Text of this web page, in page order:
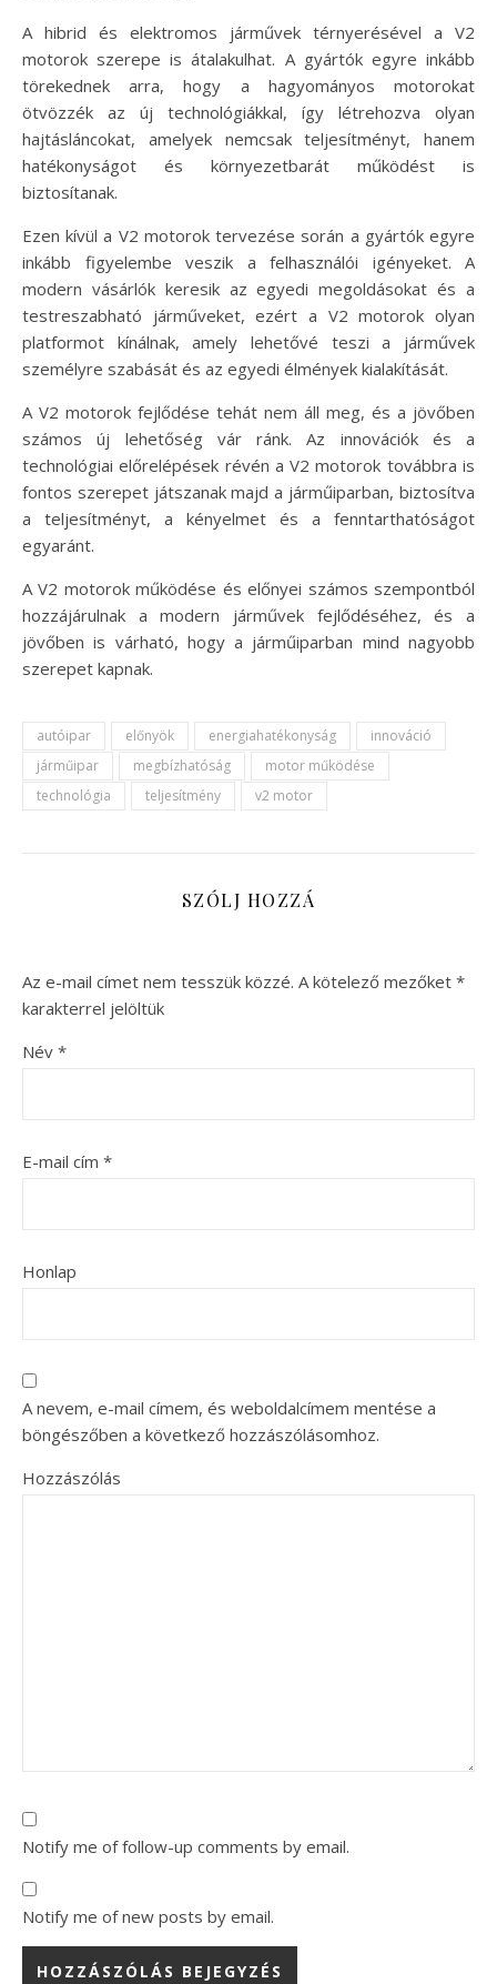
A hibrid és elektromos járművek térnyerésével a V2
motorok szerepe is átalakulhat. A gyártók egyre inkább
törekednek arra, hogy a hagyományos motorokat
ötvözzék az új technológiákkal, így létrehozva olyan
hajtásláncokat, amelyek nemcsak teljesítményt, hanem
hatékonyságot és környezetbarát működést is
biztosítanak.
Ezen kívül a V2 motorok tervezése során a gyártók egyre
inkább figyelembe veszik a felhasználói igényeket. A
modern vásárlók keresik az egyedi megoldásokat és a
testreszabható járműveket, ezért a V2 motorok olyan
platformot kínálnak, amely lehetővé teszi a járművek
személyre szabását és az egyedi élmények kialakítását.
A V2 motorok fejlődése tehát nem áll meg, és a jövőben
számos új lehetőség vár ránk. Az innovációk és a
technológiai előrelépések révén a V2 motorok továbbra is
fontos szerepet játszanak majd a járműiparban, biztosítva
a teljesítményt, a kényelmet és a fenntarthatóságot
egyaránt.
A V2 motorok működése és előnyei számos szempontból
hozzájárulnak a modern járművek fejlődéséhez, és a
jövőben is várható, hogy a járműiparban mind nagyobb
szerepet kapnak.
autóipar előnyök energiahatékonyság
innováció
járműipar
megbízhatóság
motor működése
technológia
teljesítmény v2 motor
SZÓLJ HOZZÁ
Az e-mail címet nem tesszük közzé. A kötelező mezőket *
karakterrel jelöltük
Név *
E-mail cím *
Honlap
A nevem, e-mail címem, és weboldalcímem mentése a
böngészőben a következő hozzászólásomhoz.
Hozzászólás
Notify me of follow-up comments by email.
Notify me of new posts by email.